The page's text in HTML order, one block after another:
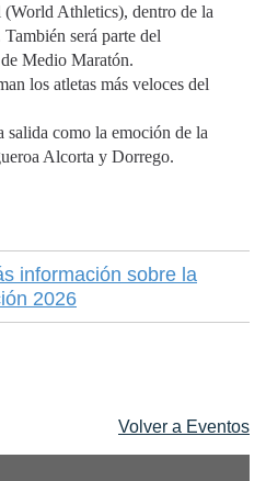
Athletics), dentro de la
será parte del
Medio Maratón.
los atletas más veloces del
salida como la emoción de la
Alcorta y Dorrego.
información sobre la
2026
Volver a Eventos